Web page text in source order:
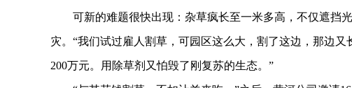
可新的难题很快出现：杂草疯长至一米多高，不仅遮挡
灾。“我们试过雇人割草，可园区这么大，割了这边，那边
200万元。用除草剂又怕毁了刚复苏的生态。”